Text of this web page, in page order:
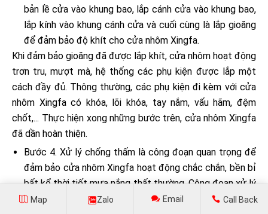
bản lề cửa vào khung bao, lắp cánh cửa vào khung bao,
lắp kính vào khung cánh cửa và cuối cùng là lắp gioăng
để đảm bảo độ khít cho cửa nhôm Xingfa.
Khi đảm bảo gioăng đã được lắp khít, cửa nhôm hoạt động
trơn tru, mượt mà, hệ thống các phụ kiện được lắp một
cách đầy đủ. Thông thường, các phụ kiện đi kèm với cửa
nhôm Xingfa có khóa, lõi khóa, tay nắm, vấu hãm, đệm
chốt,... Thực hiện xong những bước trên, cửa nhôm Xingfa
đã dần hoàn thiện.
Bước 4. Xử lý chống thấm là công đoạn quan trọng để
đảm bảo cửa nhôm Xingfa hoạt động chắc chắn, bền bỉ
bất kể thời tiết mưa nắng thất thường. Công đoạn xử lý
chống thấm được thực hiện như sau: bơm keo bọt vào
Map Zalo Email Call Back